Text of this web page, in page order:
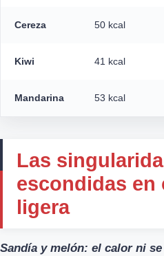
Cereza 50 kcal
Kiwi 41 kcal
Mandarina 53 kcal
Las
escondidas en
ligera
Sandía y melón: el calor ni